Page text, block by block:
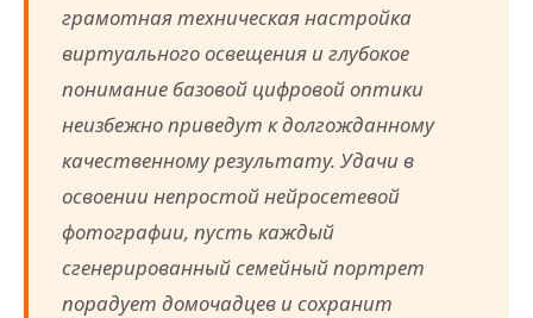
грамотная техническая настройка
виртуального освещения и глубокое
понимание базовой цифровой оптики
неизбежно приведут к долгожданному
качественному результату. Удачи в
освоении непростой нейросетевой
фотографии, пусть каждый
сгенерированный семейный портрет
порадует домочадцев и сохранит